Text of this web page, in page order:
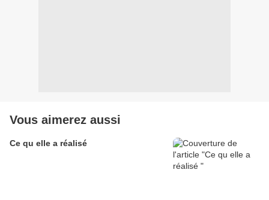
Vous aimerez aussi
Ce qu elle a réalisé